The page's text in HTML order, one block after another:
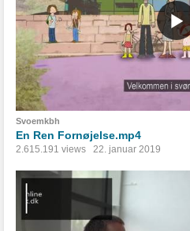
Svoemkbh
En Ren Fornøjelse.mp4
2.615.191 views 22. januar 2019